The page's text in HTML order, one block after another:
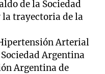
de la Sociedad
trayectoria de la
Arterial
Argentina
Argentina de